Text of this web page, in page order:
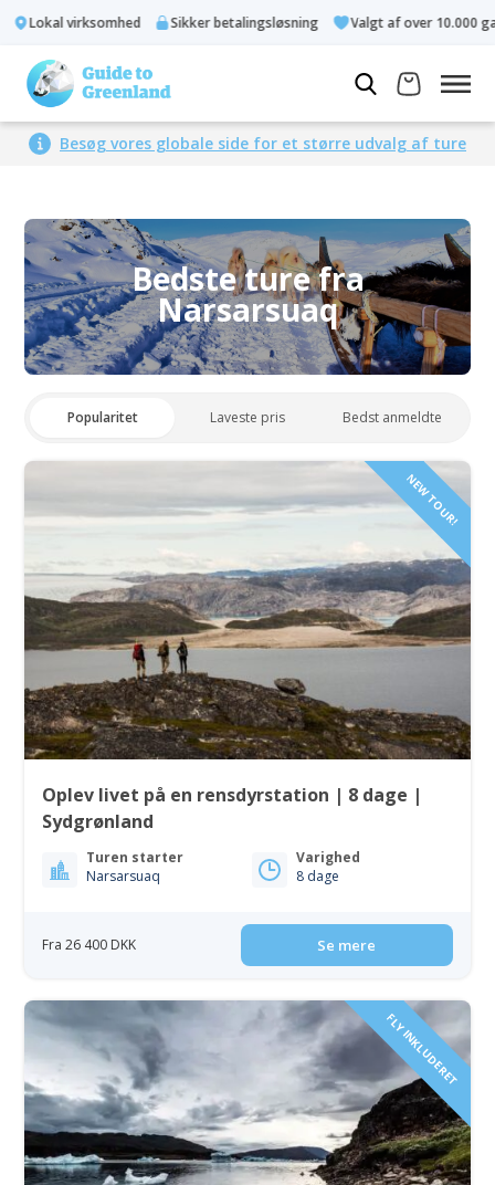
Lokal virksomhed Sikker betalingsløsning Valgt af over 10.000
Besøg vores globale side for et større udvalg af ture
Bedste ture fra
Narsarsuaq
Popularitet Laveste pris Bedst anmeldte
NEW TOUR!
Oplev livet på en rensdyrstation | 8 dage |
Sydgrønland
Turen starter
Narsarsuaq
Varighed
8 dage
Fra 26 400 DKK Se mere
FLY INKLUDERET